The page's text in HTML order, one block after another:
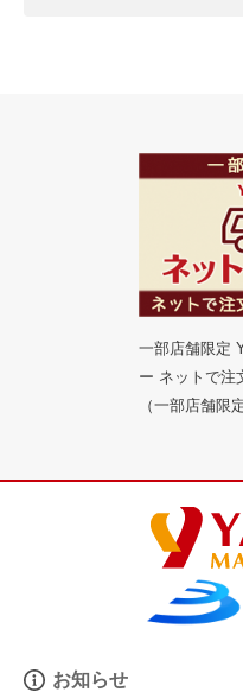
一部店舗限定
ー ネットで注
（一部店舗限定
お知らせ